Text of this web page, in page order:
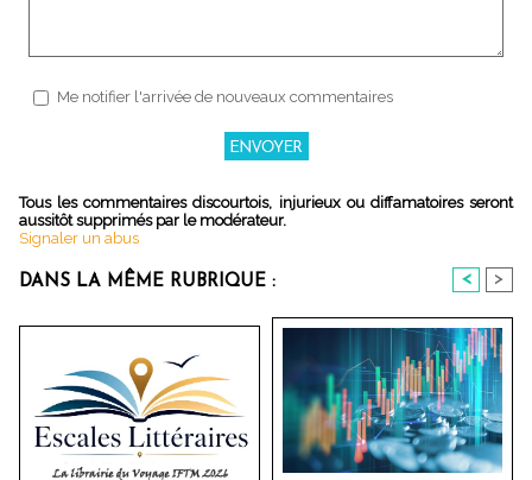
Me notifier l'arrivée de nouveaux commentaires
Tous les commentaires discourtois, injurieux ou diffamatoires seront
aussitôt supprimés par le modérateur.
Signaler un abus
DANS LA MÊME RUBRIQUE : < >